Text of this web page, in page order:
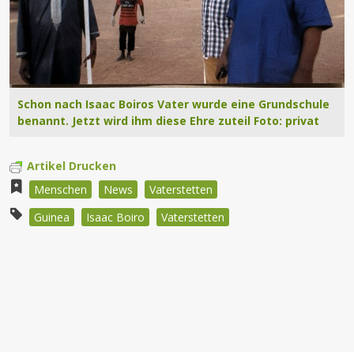
Schon nach Isaac Boiros Vater wurde eine Grundschule
benannt. Jetzt wird ihm diese Ehre zuteil Foto: privat
Artikel Drucken
Menschen
News
Vaterstetten
Guinea
Isaac Boiro Vaterstetten